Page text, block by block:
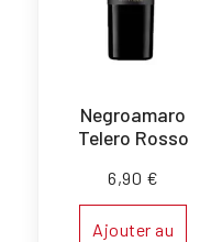
Negroamaro
Telero Rosso
6,90 €
Ajouter au